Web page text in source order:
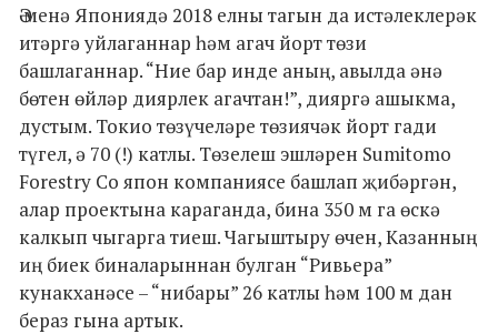
Ә менә Япониядә 2018 елны тагын да истәлеклерәк
итәргә уйлаганнар һәм агач йорт төзи
башлаганнар. “Ние бар инде аның, авылда әнә
бөтен өйләр диярлек агачтан!”, дияргә ашыкма,
дустым. Токио төзүчеләре төзиячәк йорт гади
түгел, ә 70 (!) катлы. Төзелеш эшләрен Sumitomo
Forestry Co япон компаниясе башлап җибәргән,
алар проектына караганда, бина 350 м га өскә
калкып чыгарга тиеш. Чагыштыру өчен, Казанның
иң биек биналарыннан булган “Ривьера”
кунакханәсе – “нибары” 26 катлы һәм 100 м дан
бераз гына артык.